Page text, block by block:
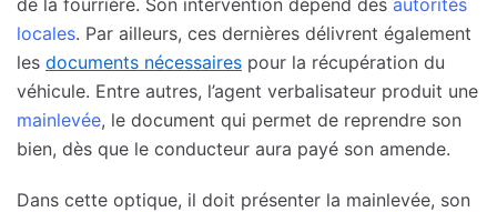
locales. Par ailleurs, ces dernières délivrent également
les documents nécessaires pour la récupération du
véhicule. Entre autres, l’agent verbalisateur produit une
mainlevée, le document qui permet de reprendre son
bien, dès que le conducteur aura payé son amende.
Dans cette optique, il doit présenter la mainlevée, son